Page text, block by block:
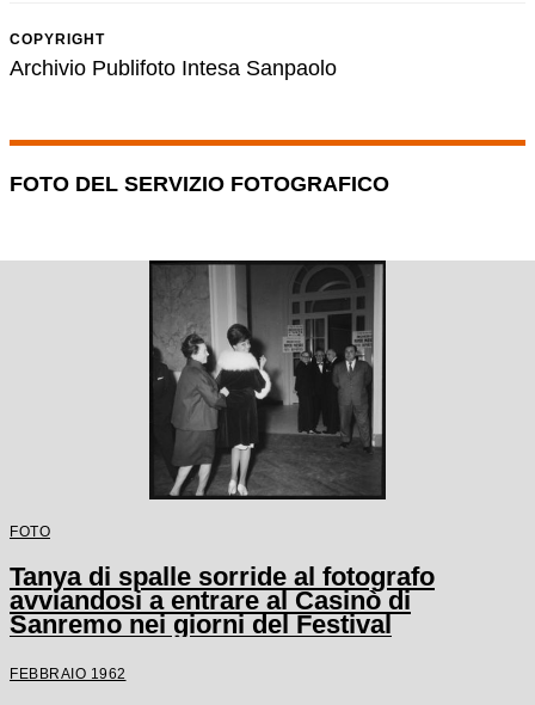
COPYRIGHT
Archivio Publifoto Intesa Sanpaolo
FOTO DEL SERVIZIO FOTOGRAFICO
FOTO
Tanya di spalle sorride al fotografo
avviandosi a entrare al Casinò di
Sanremo nei giorni del Festival
FEBBRAIO 1962